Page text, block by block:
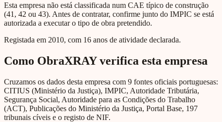
Esta empresa não está classificada num CAE típico de construção
(41, 42 ou 43). Antes de contratar, confirme junto do IMPIC se está
autorizada a executar o tipo de obra pretendido.
Registada em 2010, com 16 anos de atividade declarada.
Como ObraXRAY verifica esta empresa
Cruzamos os dados desta empresa com 9 fontes oficiais portuguesas:
CITIUS (Ministério da Justiça), IMPIC, Autoridade Tributária,
Segurança Social, Autoridade para as Condições do Trabalho
(ACT), Publicações do Ministério da Justiça, Portal Base, 197
tribunais cíveis e o registo de NIF.